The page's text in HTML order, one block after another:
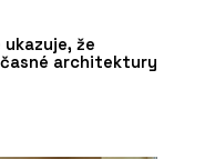
že
architektury